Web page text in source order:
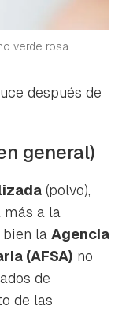
verde rosa
después de
general)
(polvo),
más a la
bien la Agencia
(AFSA) no
de
de las